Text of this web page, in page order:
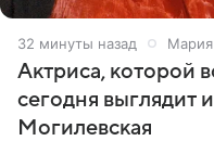
32 минуты назад
Актриса, которой
сегодня выглядит
Могилевская